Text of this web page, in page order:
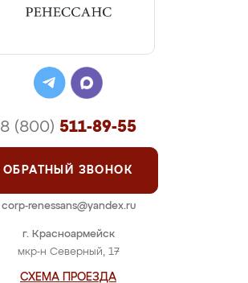
г. Красноармейск
мкр-н Северный, 17
СХЕМА ПРОЕЗДА
8 (800) 511-89-55
ОБРАТНЫЙ ЗВОНОК
corp-renessans@yandex.ru